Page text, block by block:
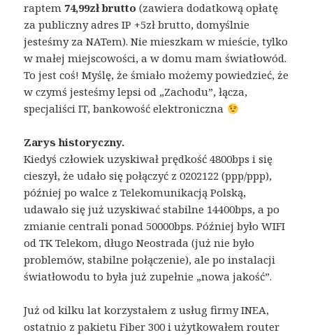
raptem 74,99zł brutto(zawiera dodatkową opłatę
za publiczny adres IP +5zł brutto, domyślnie
jesteśmy za NATem). Nie mieszkam w mieście, tylko
w małej miejscowości, a w domu mam światłowód.
To jest coś! Myślę, że śmiało możemy powiedzieć, że
w czymś jesteśmy lepsi od „Zachodu”, łącza,
specjaliści IT, bankowość elektroniczna
Zarys historyczny.
Kiedyś człowiek uzyskiwał prędkość 4800bps i się
cieszył, że udało się połączyć z 0202122 (ppp/ppp),
później po walce z Telekomunikacją Polską,
udawało się już uzyskiwać stabilne 14400bps, a po
zmianie centrali ponad 50000bps. Później było WIFI
od TK Telekom, długo Neostrada (już nie było
problemów, stabilne połączenie), ale po instalacji
światłowodu to była już zupełnie „nowa jakość”.
Już od kilku lat korzystałem z usług firmy INEA,
ostatnio z pakietu Fiber 300 i użytkowałem router